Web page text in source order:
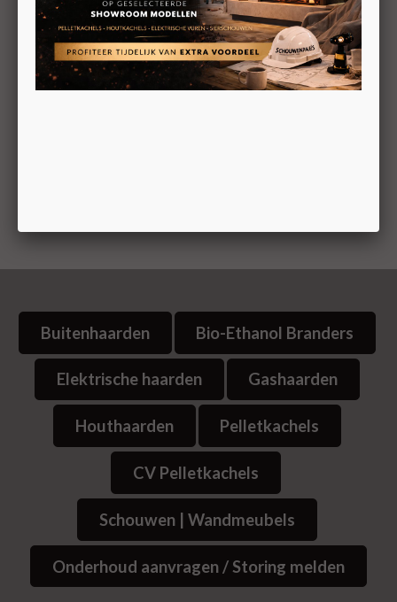
ISODUCT
Buitenhaarden Bio-Ethanol Branders
Elektrische haarden Gashaarden
Houthaarden Pelletkachels
CV Pelletkachels
Schouwen | Wandmeubels
Onderhoud aanvragen / Storing melden